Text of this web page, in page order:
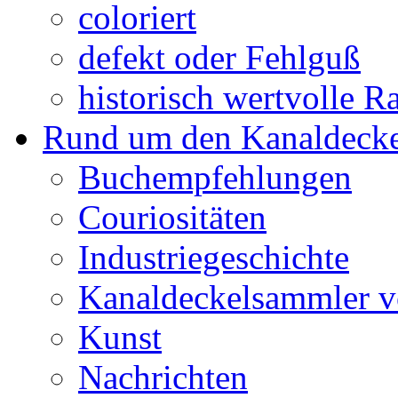
coloriert
defekt oder Fehlguß
historisch wertvolle
Rund um den
Buchempfehlungen
Couriositäten
Industriegeschichte
Kanaldeckelsammler
Kunst
Nachrichten